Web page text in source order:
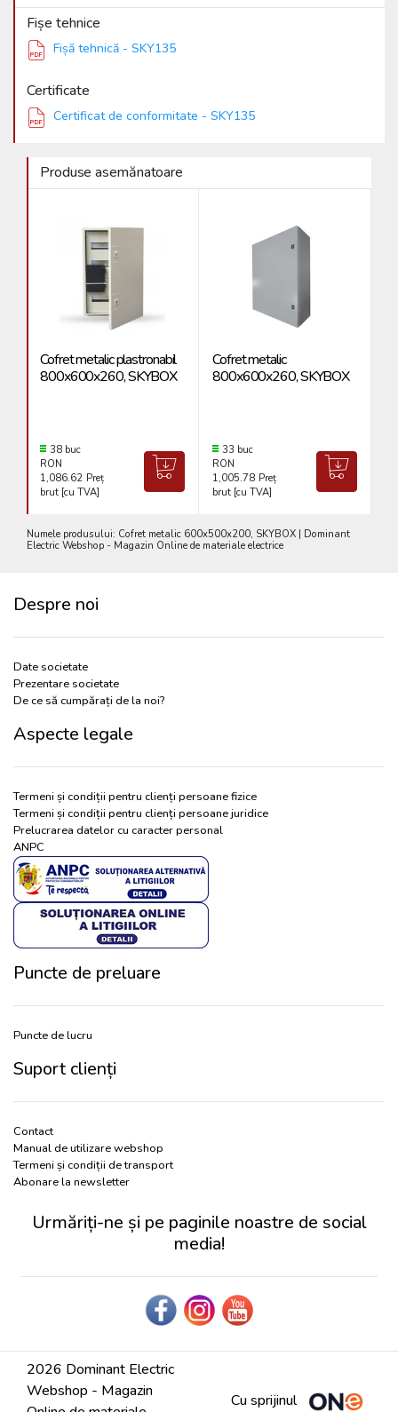
Fișe tehnice
Fișă tehnică - SKY135
Certificate
Certificat de conformitate - SKY135
Produse asemănatoare
Cofret metalic plastronabil
800x600x260, SKYBOX
38 buc
RON
1,086.62 Preț
brut [cu TVA]
Cofret metalic
800x600x260, SKYBOX
33 buc
RON
1,005.78 Preț
brut [cu TVA]
Numele produsului: Cofret metalic 600x500x200, SKYBOX | Dominant
Electric Webshop - Magazin Online de materiale electrice
Despre noi
Date societate
Prezentare societate
De ce să cumpărați de la noi?
Aspecte legale
Termeni și condiții pentru clienți persoane fizice
Termeni și condiții pentru clienți persoane juridice
Prelucrarea datelor cu caracter personal
ANPC
Puncte de preluare
Puncte de lucru
Suport clienți
Contact
Manual de utilizare webshop
Termeni și condiții de transport
Abonare la newsletter
Urmăriți-ne și pe paginile noastre de social
media!
2026 Dominant Electric
Webshop - Magazin
Cu sprijinul